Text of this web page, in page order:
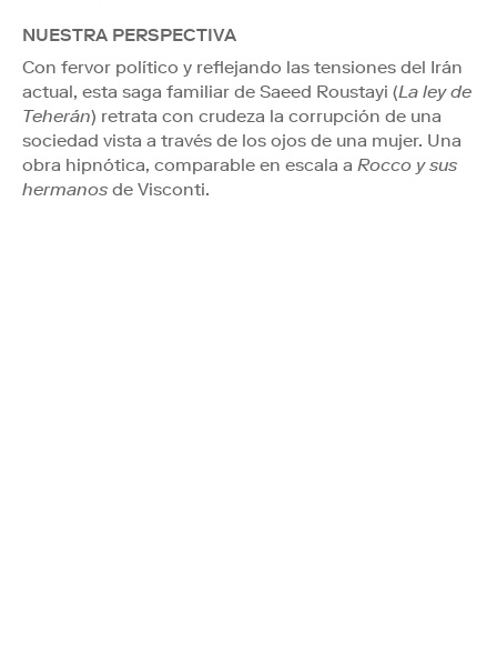
NUESTRA PERSPECTIVA
Con fervor político y reflejando las tensiones del Irán
actual, esta saga familiar de Saeed Roustayi (La ley de
Teherán) retrata con crudeza la corrupción de una
sociedad vista a través de los ojos de una mujer. Una
obra hipnótica, comparable en escala a Rocco y sus
hermanos de Visconti.